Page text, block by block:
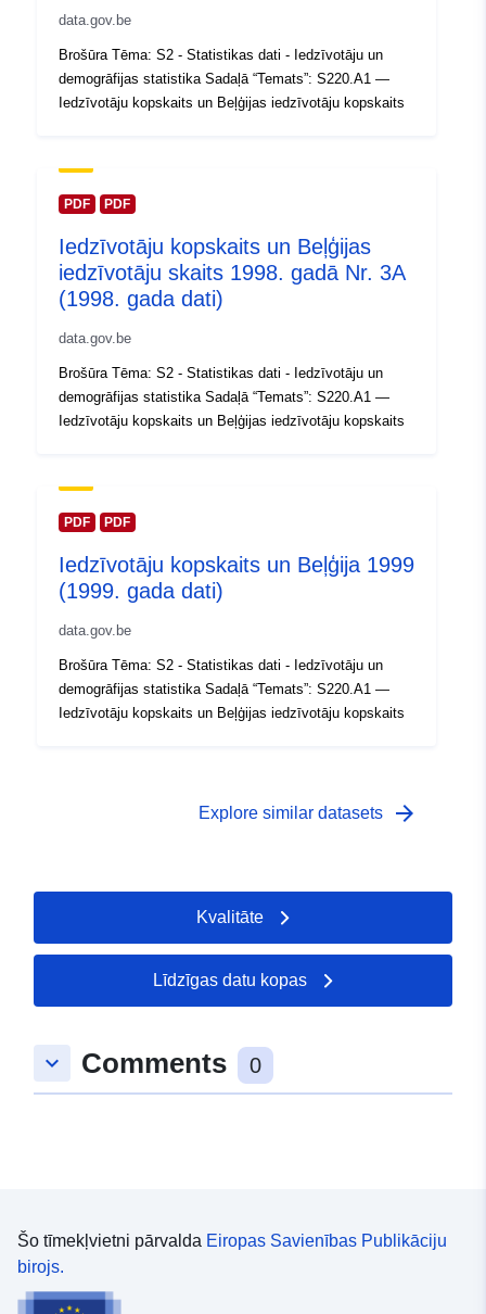
Kataloga
Jaunākā informācija par
30 July 2026
atrašanās vieta:
Tips: Polygon
Identifikatori:
uriRef:
http://data.europa.eu/88u/dataset/
id
Periods:
31 December 1997
data.gov.be
Brošūra Tēma: S2 - Statistikas dati - Iedzīvotāju un
demogrāfijas statistika Sadaļā “Temats”: S220.A1 —
Iedzīvotāju kopskaits un Beļģijas iedzīvotāju kopskaits
PDF PDF
Iedzīvotāju kopskaits un Beļģijas
iedzīvotāju skaits 1998. gadā Nr. 3A
(1998. gada dati)
data.gov.be
Brošūra Tēma: S2 - Statistikas dati - Iedzīvotāju un
demogrāfijas statistika Sadaļā “Temats”: S220.A1 —
Iedzīvotāju kopskaits un Beļģijas iedzīvotāju kopskaits
PDF PDF
Iedzīvotāju kopskaits un Beļģija 1999
(1999. gada dati)
data.gov.be
Brošūra Tēma: S2 - Statistikas dati - Iedzīvotāju un
demogrāfijas statistika Sadaļā “Temats”: S220.A1 —
Iedzīvotāju kopskaits un Beļģijas iedzīvotāju kopskaits
Explore similar datasets arrow_forward
Kvalitāte
Līdzīgas datu kopas
keyboard_arrow_down Comments 0
Šo tīmekļvietni pārvalda Eiropas Savienības Publikāciju
birojs.